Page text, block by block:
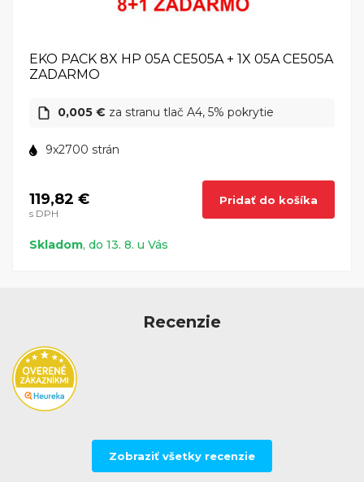
EKO PACK 8X HP 05A CE505A + 1X 05A CE505A
ZADARMO
0,005 € za stranu tlač A4, 5% pokrytie
9x2700 strán
119,82 €
s DPH
Pridať do košíka
Skladom, do 13. 8. u Vás
Recenzie
Zobraziť všetky recenzie